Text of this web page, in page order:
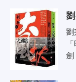
還
劉
劍